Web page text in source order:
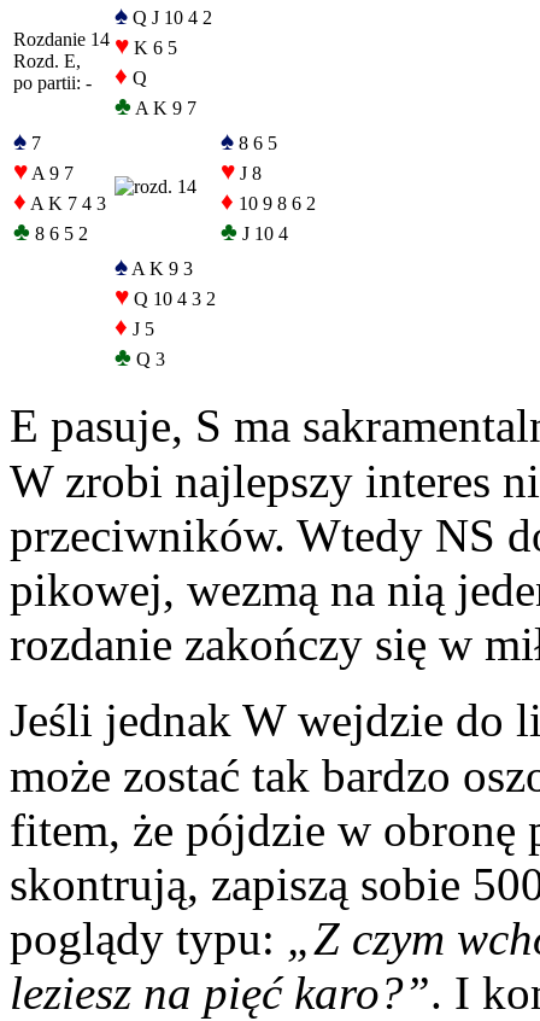
Rozdanie 14
Rozd. E,
po partii: -
♠ Q J 10 4 2
♥ K 6 5
♦ Q
♣ A K 9 7
♠ 7
♥ A 9 7
♦ A K 7 4 3
♣ 8 6 5 2
♠ 8 6 5
♥ J 8
♦ 10 9 8 6 2
♣ J 10 4
♠ A K 9 3
♥ Q 10 4 3 2
♦ J 5
♣ Q 3
E pasuje, S ma
W zrobi najlepszy interes
przeciwników. Wtedy NS
pikowej, wezmą na nią
rozdanie zakończy się w
Jeśli jednak W wejdzie do
może zostać tak bardzo
fitem, że pójdzie w obronę
skontrują, zapiszą sobie
poglądy typu: „Z czym
leziesz na pięć karo?”. I